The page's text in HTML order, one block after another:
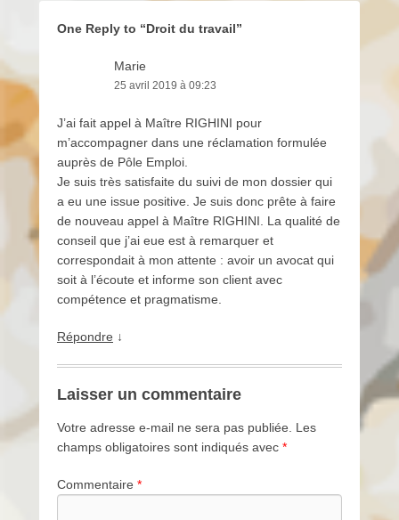
One Reply to “Droit du travail”
Marie
25 avril 2019 à 09:23
J’ai fait appel à Maître RIGHINI pour
m’accompagner dans une réclamation formulée
auprès de Pôle Emploi.
Je suis très satisfaite du suivi de mon dossier qui
a eu une issue positive. Je suis donc prête à faire
de nouveau appel à Maître RIGHINI. La qualité de
conseil que j’ai eue est à remarquer et
correspondait à mon attente : avoir un avocat qui
soit à l’écoute et informe son client avec
compétence et pragmatisme.
Répondre ↓
Laisser un commentaire
Votre adresse e-mail ne sera pas publiée.
Les
champs obligatoires sont indiqués avec *
Commentaire *